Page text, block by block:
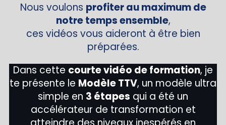
Nous voulons profiter au maximum de
notre temps ensemble,
ces vidéos vous aideront à être bien
préparées.
Dans cette courte vidéo de formation, je
te présente le Modèle TTV, un modèle ultra
simple en 3 étapes qui a été un
accélérateur de transformation et